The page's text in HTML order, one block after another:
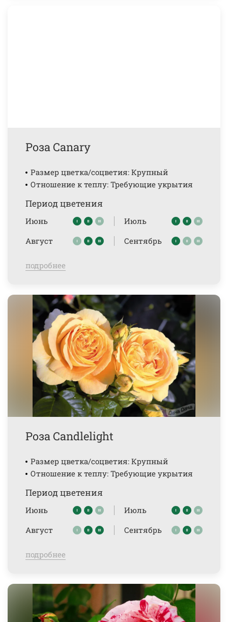
Роза Canary
Размер цветка/соцветия: Крупный
Отношение к теплу: Требующие укрытия
Период цветения
Июнь
Июль
Август
Сентябрь
подробнее
Роза Candlelight
Размер цветка/соцветия: Крупный
Отношение к теплу: Требующие укрытия
Период цветения
Июнь
Июль
Август
Сентябрь
подробнее